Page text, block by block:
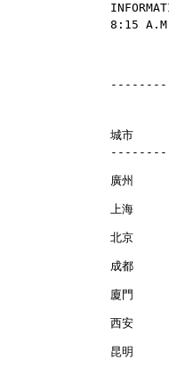
8:15
城市
廣州
上海
北京
成都
廈門
西安
昆明